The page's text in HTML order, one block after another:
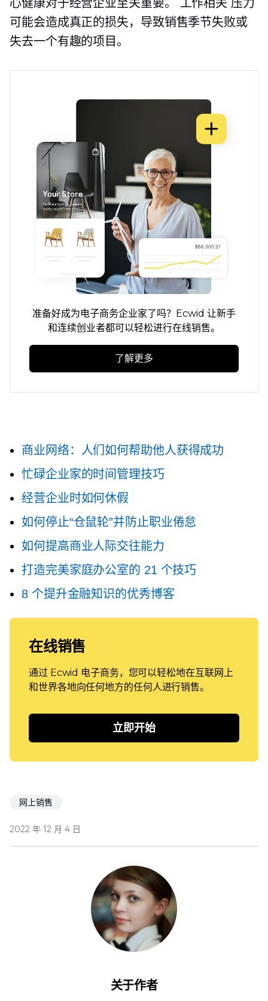
心健康对于经营企业至关重要。 工作相关 压力
可能会造成真正的损失，导致销售季节失败或
失去一个有趣的项目。
准备好成为电子商务企业家了吗？Ecwid 让新手
和连续创业者都可以轻松进行在线销售。
了解更多
商业网络：人们如何帮助他人获得成功
忙碌企业家的时间管理技巧
经营企业时如何休假
如何停止“仓鼠轮”并防止职业倦怠
如何提高商业人际交往能力
打造完美家庭办公室的 21 个技巧
8 个提升金融知识的优秀博客
在线销售
通过 Ecwid 电子商务，您可以轻松地在互联网上
和世界各地向任何地方的任何人进行销售。
立即开始
网上销售
2022 年 12 月 4 日
关于作者